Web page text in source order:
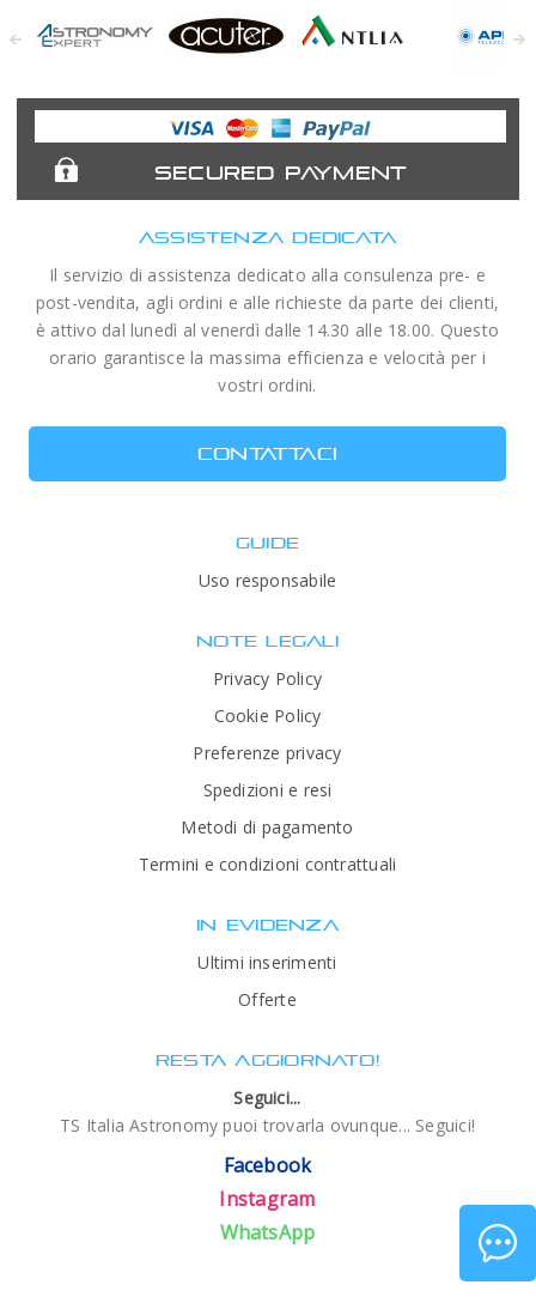
Expert
Telescopes
SECURED PAYMENT
ASSISTENZA DEDICATA
Il servizio di assistenza dedicato alla consulenza pre- e
post-vendita, agli ordini e alle richieste da parte dei clienti,
è attivo dal lunedì al venerdì dalle 14.30 alle 18.00. Questo
orario garantisce la massima efficienza e velocità per i
vostri ordini.
CONTATTACI
GUIDE
Uso responsabile
NOTE LEGALI
Privacy Policy
Cookie Policy
Preferenze privacy
Spedizioni e resi
Metodi di pagamento
Termini e condizioni contrattuali
IN EVIDENZA
Ultimi inserimenti
Offerte
RESTA AGGIORNATO!
Seguici...
TS Italia Astronomy puoi trovarla ovunque... Seguici!
Facebook
Instagram
WhatsApp